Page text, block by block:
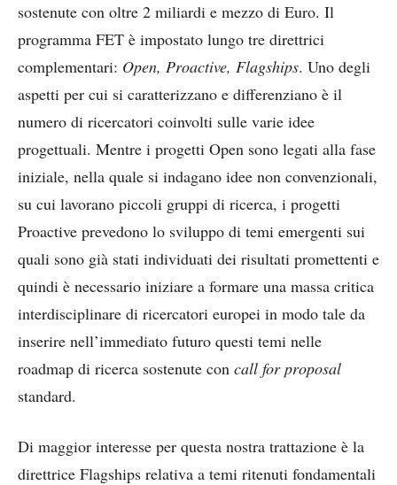
sostenute con oltre 2 miliardi e mezzo di Euro. Il
programma FET è impostato lungo tre direttrici
complementari: Open, Proactive, Flagships. Uno degli
aspetti per cui si caratterizzano e differenziano è il
numero di ricercatori coinvolti sulle varie idee
progettuali. Mentre i progetti Open sono legati alla fase
iniziale, nella quale si indagano idee non convenzionali,
su cui lavorano piccoli gruppi di ricerca, i progetti
Proactive prevedono lo sviluppo di temi emergenti sui
quali sono già stati individuati dei risultati promettenti e
quindi è necessario iniziare a formare una massa critica
interdisciplinare di ricercatori europei in modo tale da
inserire nell’immediato futuro questi temi nelle
roadmap di ricerca sostenute con call for proposal
standard.
Di maggior interesse per questa nostra trattazione è la
direttrice Flagships relativa a temi ritenuti fondamentali